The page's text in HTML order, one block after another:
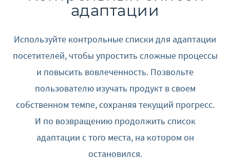
адаптации
Используйте контрольные списки для адаптации
посетителей, чтобы упростить сложные процессы
и повысить вовлеченность. Позвольте
пользователю изучать продукт в своем
собственном темпе, сохраняя текущий прогресс.
И по возвращению продолжить список
адаптации с того места, на котором он
остановился.